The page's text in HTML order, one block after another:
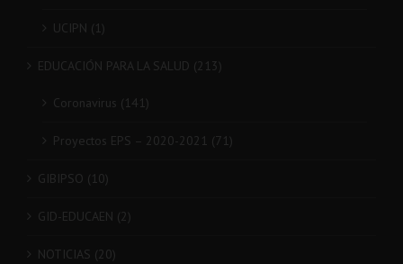
UCIPN (1)
EDUCACIÓN PARA LA SALUD (213)
Coronavirus (141)
Proyectos EPS – 2020-2021 (71)
GIBIPSO (10)
GID-EDUCAEN (2)
NOTICIAS (20)